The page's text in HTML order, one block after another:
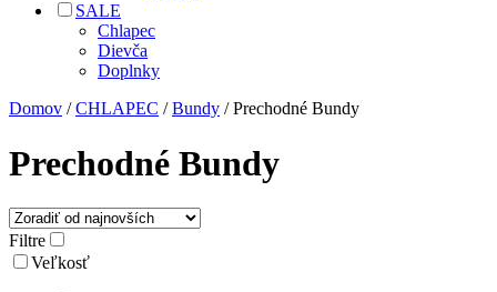
SALE
Chlapec
Dievča
Doplnky
Domov /CHLAPEC /Bundy / Prechodné Bundy
Prechodné Bundy
Filtre
Veľkosť